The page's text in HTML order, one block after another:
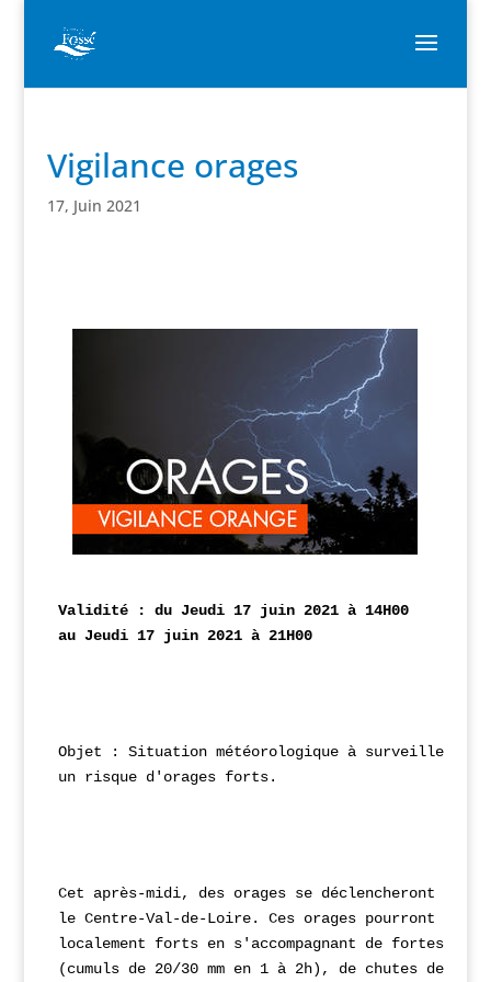
Vigilance orages
17, Juin 2021
Validité : du Jeudi 17 juin 2021 à 14H00
au Jeudi 17 juin 2021 à 21H00
Objet : Situation météorologique à surveiller
un risque d'orages forts.
Cet après-midi, des orages se déclencheront sur
le Centre-Val-de-Loire. Ces orages pourront être
localement forts en s'accompagnant de fortes
(cumuls de 20/30 mm en 1 à 2h), de chutes de